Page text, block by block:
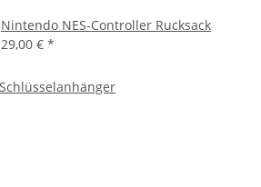
Nintendo NES-Controller Rucksack
29,00 € *